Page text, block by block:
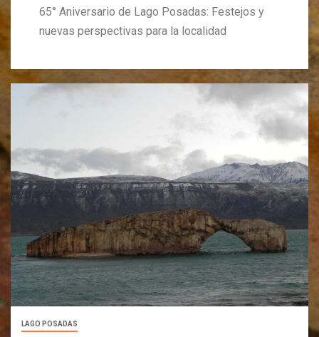
65° Aniversario de Lago Posadas: Festejos y
nuevas perspectivas para la localidad
LAGO POSADAS